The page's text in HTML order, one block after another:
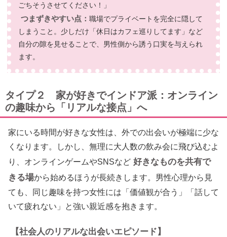
ごちそうさせてください！」
つまずきやすい点： 職場でプライベートを完全に隠して
しまうこと。少しだけ「休日はカフェ巡りしてます」など
自分の隙を見せることで、男性側から誘う口実を与えられ
ます。
タイプ２ 家が好きでインドア派：オンライン
の趣味から「リアルな接点」へ
家にいる時間が好きな女性は、外での出会いが極端に少な
くなります。しかし、無理に大人数の飲み会に飛び込むよ
り、オンラインゲームやSNSなど 好きなものを共有で
きる場から始めるほうが長続きします。男性心理から見
ても、同じ趣味を持つ女性には「価値観が合う」「話して
いて疲れない」と強い親近感を抱きます。
【社会人のリアルな出会いエピソード】